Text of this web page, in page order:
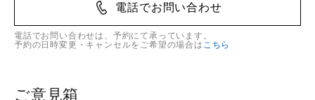
電話でお問い合わせ
電話でお問い合わせは、予約にて承っています。
予約の日時変更・キャンセルをご希望の場合は こちら
ご意見箱